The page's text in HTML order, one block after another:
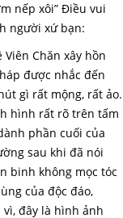
nếp xôi” Điều vui
người xứ bạn:
Chăn xây hồn
được nhắc đến
gì rất mộng, rất ảo.
hình rất rõ trên tấm
phần cuối của
sau khi đã nói
binh không mọc tóc
của độc đáo,
đây là hình ảnh